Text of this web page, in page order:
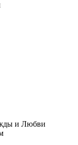
и Любви